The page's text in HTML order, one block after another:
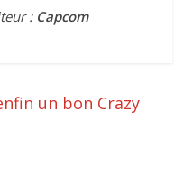
: Capcom
un bon Crazy